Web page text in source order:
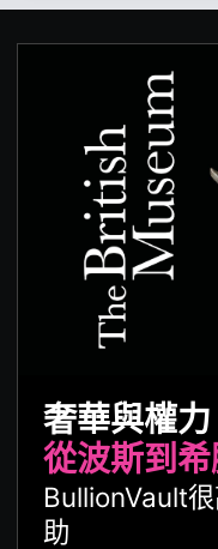
奢華與權力
從波斯到
BullionVault
助